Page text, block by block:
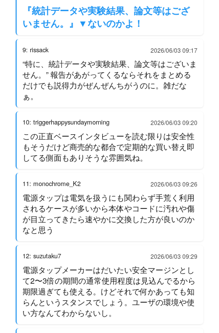
『統計データや実験結果、論文等はござ
いません。』▼ないのかよ！
9: rissack 2026/06/03 09:17
“特に、統計データや実験結果、論文等はございま
せん。” 報告があがってくるならそれをまとめる
だけでも説得力がぜんぜんちがうのに。雑だな
ぁ。
10: triggerhappysundaymorning 2026/06/03 09:20
この正直ベースインタビューを読む限りは安全性
もそうだけど商売的な都合で定期的な買い替え即
してる側面もありそうな雰囲気ね。
11: monochrome_K2 2026/06/03 09:26
電源タップは電気を扱うにも関わらず手荒く利用
されるケースが多いから本体やコードに汚れや傷
が目立ってきたら速やかに交換した方が良いのか
なと思う
12: suzutaku7 2026/06/03 09:29
電源タップメーカーはだいたい安全マージンとし
て2〜3倍の期間の通常使用程度は見込んでるから
期限過ぎても使える。けどそれで何かあっても知
らんというスタンスでしょう。ユーザの環境や使
い方なんてわからないし。